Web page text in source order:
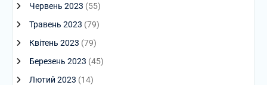
Червень 2023 (55)
Травень 2023 (79)
Квітень 2023 (79)
Березень 2023 (45)
Лютий 2023 (14)